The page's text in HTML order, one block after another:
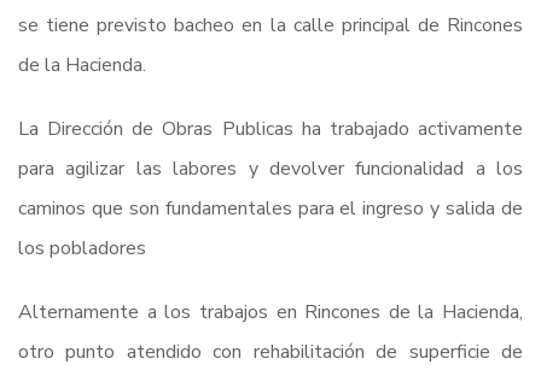
se tiene previsto bacheo en la calle principal de Rincones
de la Hacienda.
La Dirección de Obras Publicas ha trabajado activamente
para agilizar las labores y devolver funcionalidad a los
caminos que son fundamentales para el ingreso y salida de
los pobladores
Alternamente a los trabajos en Rincones de la Hacienda,
otro punto atendido con rehabilitación de superficie de